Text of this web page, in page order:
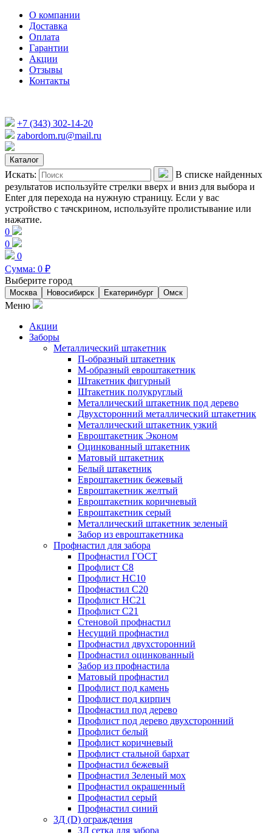
О компании
Доставка
Оплата
Гарантии
Акции
Отзывы
Контакты
+7 (343) 302-14-20
zabordom.ru@mail.ru
Каталог
Искать:
В списке найденных
результатов используйте стрелки вверх и вниз для выбора и
Enter для перехода на нужную страницу. Если у вас
устройство с тачскрином, используйте пролистывание или
нажатие.
0
0
0
Сумма: 0 ₽
Выберите город
Москва Новосибирск Екатеринбург Омск
Меню
Акции
Заборы
Металлический штакетник
П-образный штакетник
М-образный евроштакетник
Штакетник фигурный
Штакетник полукруглый
Металлический штакетник под дерево
Двухсторонний металлический штакетник
Металлический штакетник узкий
Евроштакетник Эконом
Оцинкованный штакетник
Матовый штакетник
Белый штакетник
Евроштакетник бежевый
Евроштакетник желтый
Евроштакетник коричневый
Евроштакетник серый
Металлический штакетник зеленый
Забор из евроштакетника
Профнастил для забора
Профнастил ГОСТ
Профлист С8
Профлист НС10
Профнастил С20
Профлист НС21
Профлист С21
Стеновой профнастил
Несущий профнастил
Профнастил двухсторонний
Профнастил оцинкованный
Забор из профнастила
Матовый профнастил
Профлист под камень
Профлист под кирпич
Профнастил под дерево
Профлист под дерево двухсторонний
Профлист белый
Профлист коричневый
Профлист стальной бархат
Профнастил бежевый
Профнастил Зеленый мох
Профнастил окрашенный
Профнастил серый
Профнастил синий
3Д (D) ограждения
3Д сетка для забора